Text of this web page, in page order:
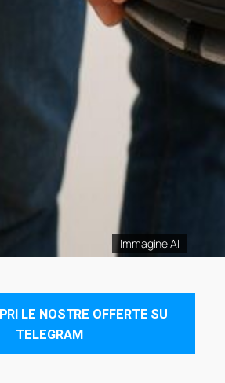
Immagine AI
LE NOSTRE OFFERTE SU
TELEGRAM